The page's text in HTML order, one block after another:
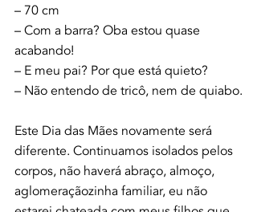
– 70 cm
– Com a barra? Oba estou quase
acabando!
– E meu pai? Por que está quieto?
– Não entendo de tricô, nem de quiabo.
Este Dia das Mães novamente será
diferente. Continuamos isolados pelos
corpos, não haverá abraço, almoço,
aglomeraçãozinha familiar, eu não